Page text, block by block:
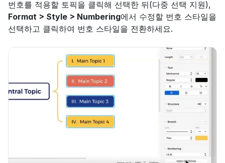
Format > Style > Numbering에서 수정할 번호 스타일을
선택하고 클릭하여 번호 스타일을 전환하세요.